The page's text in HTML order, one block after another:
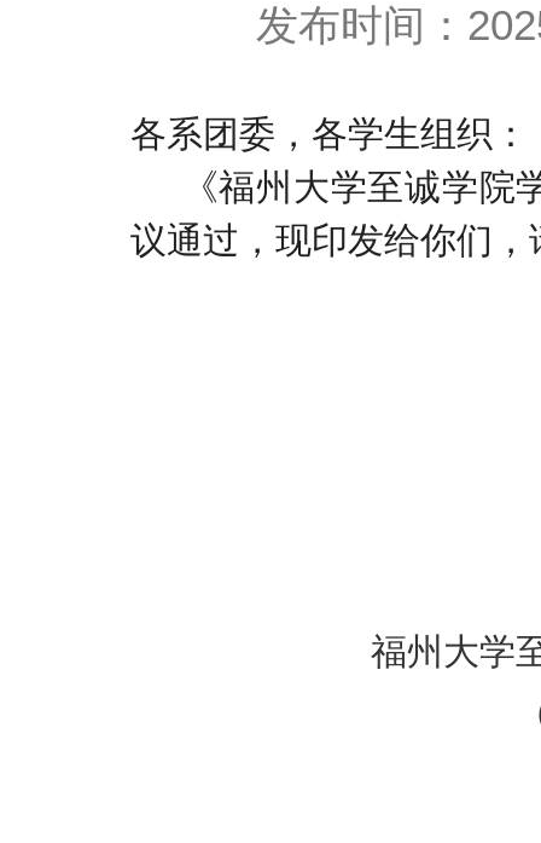
发布时间：
各系团委，各学生组织：
《福州大学至诚学
议通过，现印发给你们，
福州大学